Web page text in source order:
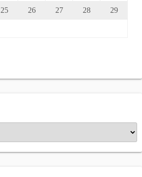
25 26 27 28 29